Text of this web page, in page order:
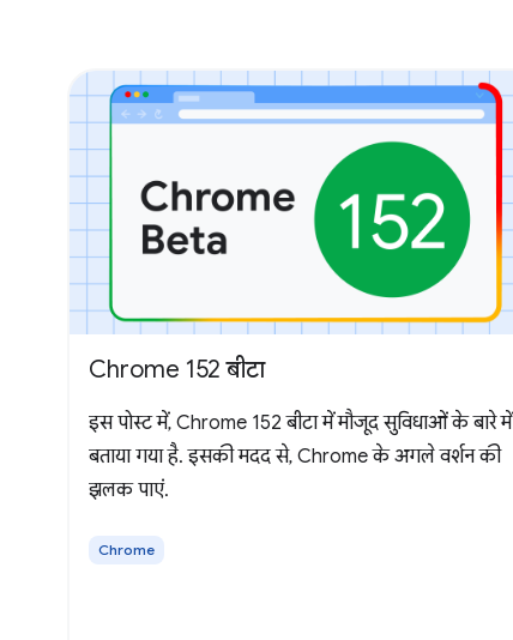
Chrome 152 बीटा
इस पोस्ट में, Chrome 152 बीटा में मौजूद सुविधाओं के बारे में
बताया गया है. इसकी मदद से, Chrome के अगले वर्शन की
झलक पाएं.
Chrome